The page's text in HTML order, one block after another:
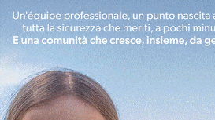
Gianni, Giulia e Franco. Lo
processo, lo stop ai sorpassi
Cronaca 3 Agosto 2026
Scomparso da una struttura
Fiorentino l’uomo che aveva
Levane nel 2020